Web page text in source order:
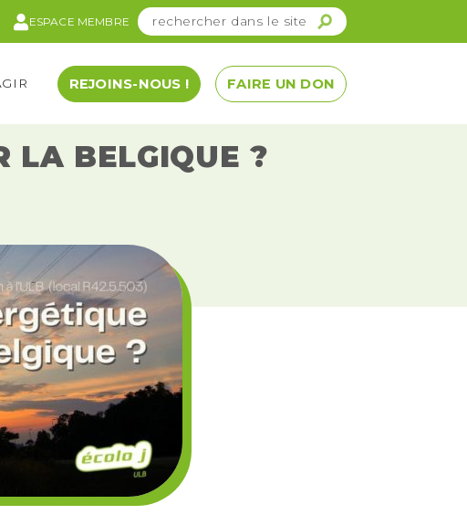
ESPACE MEMBRE
REJOINS-NOUS ! FAIRE UN DON
LA BELGIQUE ?